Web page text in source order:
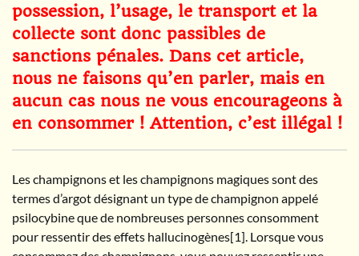
possession, l’usage, le transport et la
collecte sont donc passibles de
sanctions pénales. Dans cet article,
nous ne faisons qu’en parler, mais en
aucun cas nous ne vous encourageons à
en consommer ! Attention, c’est illégal !
Les champignons et les champignons magiques sont des
termes d’argot désignant un type de champignon appelé
psilocybine que de nombreuses personnes consomment
pour ressentir des effets hallucinogènes[1]. Lorsque vous